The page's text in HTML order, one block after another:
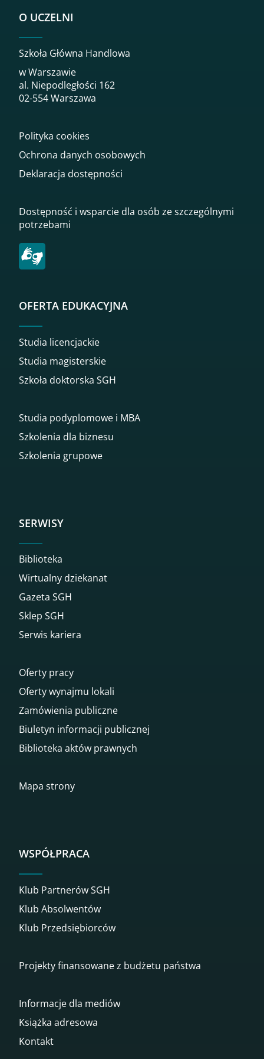
O UCZELNI
Szkoła Główna Handlowa
w Warszawie
al. Niepodległości 162
02-554 Warszawa
Polityka cookies
Ochrona danych osobowych
Deklaracja dostępności
Dostępność i wsparcie dla osób ze szczególnymi
potrzebami
OFERTA EDUKACYJNA
Studia licencjackie
Studia magisterskie
Szkoła doktorska SGH
Studia podyplomowe i MBA
Szkolenia dla biznesu
Szkolenia grupowe
SERWISY
Biblioteka
Wirtualny dziekanat
Gazeta SGH
Sklep SGH
Serwis kariera
Oferty pracy
Oferty wynajmu lokali
Zamówienia publiczne
Biuletyn informacji publicznej
Biblioteka aktów prawnych
Mapa strony
WSPÓŁPRACA
Klub Partnerów SGH
Klub Absolwentów
Klub Przedsiębiorców
Projekty finansowane z budżetu państwa
Informacje dla mediów
Książka adresowa
Kontakt